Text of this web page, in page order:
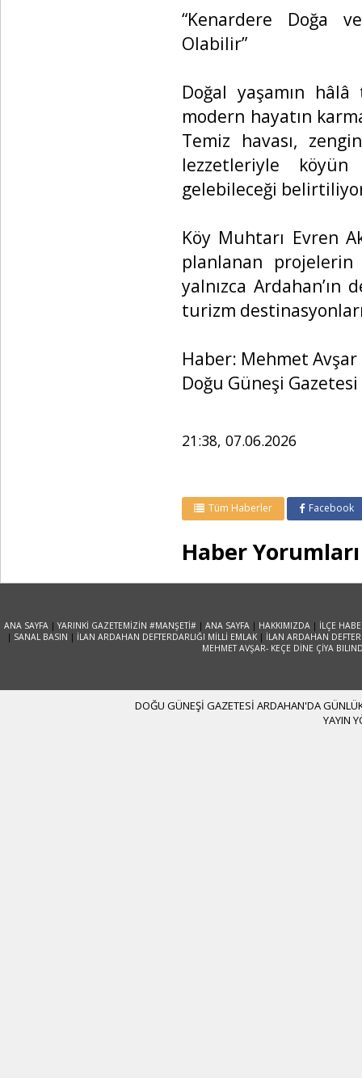
“Kenardere Doğa
Olabilir”
Doğal yaşamın hâlâ
modern hayatın
Temiz havası,
lezzetleriyle
gelebileceği
Köy Muhtarı Evren
planlanan projelerin
yalnızca Ardahan’ın
turizm
Haber: Mehmet Avşar
Doğu Güneşi Gazetesi
21:38, 07.06.2026
Tüm Haberler Facebook
Haber Yorumları
ANA SAYFA |YARINKİ GAZETEMİZİN #MANŞETİ# |ANA SAYFA | HAKKIMIZDA | İLÇE
| SANAL BASIN | İLAN ARDAHAN DEFTERDARLIĞI MİLLİ EMLAK | İLAN ARDAHAN
MEHMET AVŞAR- KEÇE DİNE ÇİYA
DOĞU GÜNEŞİ GAZETESİ ARDAHAN'DA
YAYIN